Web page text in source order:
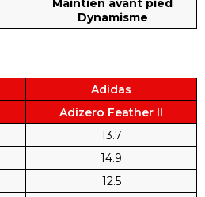
Maintien avant pied
Dynamisme
Adidas
Adizero Feather II
13.7
14.9
12.5